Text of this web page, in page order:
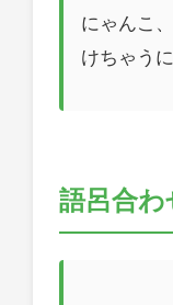
にゃんこ
けちゃう
語呂合